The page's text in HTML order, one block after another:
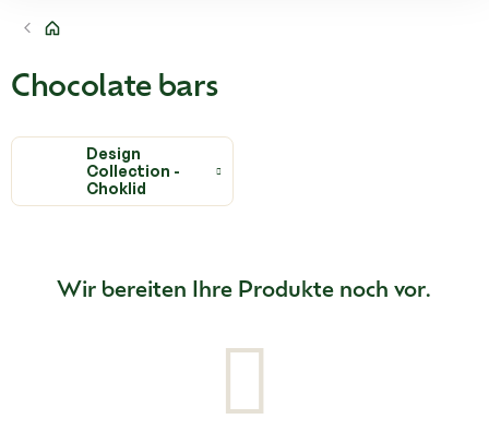
Startseite
Chocolate bars
Design
Collection -
Choklid
Wir bereiten Ihre Produkte noch vor.